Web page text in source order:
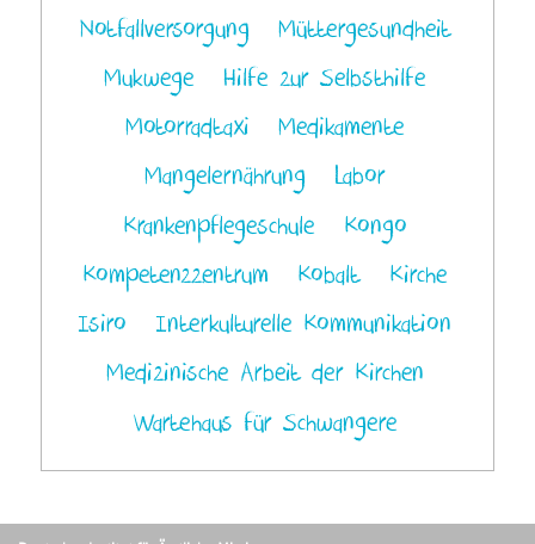
Notfallversorgung
Müttergesundheit
Mukwege
Hilfe zur Selbsthilfe
Motorradtaxi
Medikamente
Mangelernährung
Labor
Krankenpflegeschule
Kongo
Kompetenzzentrum
Kobalt
Kirche
Isiro
Interkulturelle Kommunikation
Medizinische Arbeit der Kirchen
Wartehaus für Schwangere